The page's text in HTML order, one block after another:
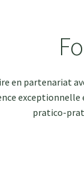
en partenariat
pratico-